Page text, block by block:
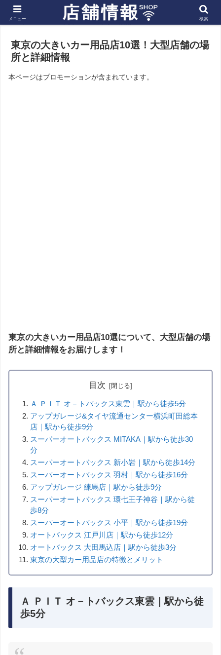
ホーム 関東 東京の店舗
東京の大きいカー用品店10選！大型店舗の場
所と詳細情報
本ページはプロモーションが含まれています。
東京の大きいカー用品店10選について、大型店舗の場
所と詳細情報をお届けします！
目次
Ａ ＰＩＴ オ－トバックス東雲｜駅から徒歩5分
アップガレージ&タイヤ流通センター横浜町田総本
店｜駅から徒歩9分
スーパーオートバックス MITAKA｜駅から徒歩30
分
スーパーオートバックス 新小岩｜駅から徒歩14分
スーパーオートバックス 羽村｜駅から徒歩16分
アップガレージ 練馬店｜駅から徒歩9分
スーパーオートバックス 環七王子神谷｜駅から徒
歩8分
スーパーオートバックス 小平｜駅から徒歩19分
オートバックス 江戸川店｜駅から徒歩12分
オートバックス 大田馬込店｜駅から徒歩3分
東京の大型カー用品店の特徴とメリット
Ａ ＰＩＴ オ－トバックス東雲｜駅から徒
歩5分
メニュー 検索